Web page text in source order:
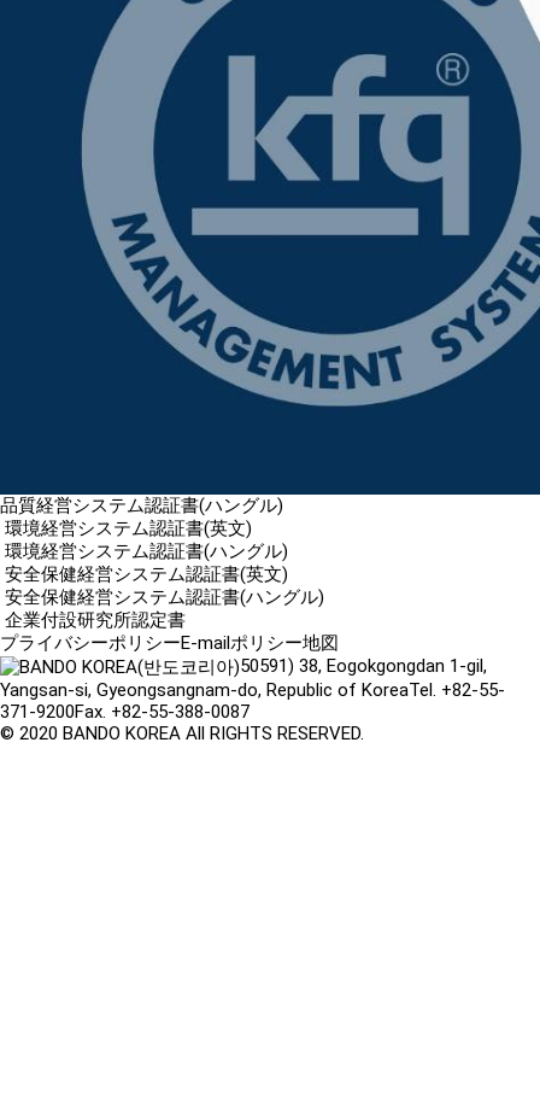
品質経営システム認証書(ハングル)
環境経営システム認証書(英文)
環境経営システム認証書(ハングル)
安全保健経営システム認証書(英文)
安全保健経営システム認証書(ハングル)
企業付設研究所認定書
プライバシーポリシーE-mailポリシー地図
50591) 38, Eogokgongdan 1-gil,
Yangsan-si, Gyeongsangnam-do, Republic of KoreaTel. +82-55-
371-9200Fax. +82-55-388-0087
© 2020 BANDO KOREA All RIGHTS RESERVED.